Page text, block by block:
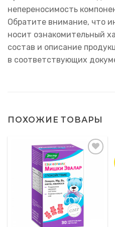
непереносимость
Обратите внимание, что
носит ознакомительный
состав и описание
в соответствующих
ПОХОЖИЕ ТОВАРЫ